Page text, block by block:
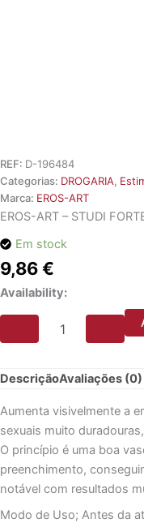
REF: D-196484
Categorias: DROGARIA,
Marca: EROS-ART
EROS-ART – STUDI
Em stock
9,86€
Availability:Quantidade
EROS-
ART
STUDI
FORTE
1001
SPRAY
RETARDANTE
20
ML
DescriçãoAvaliações (0)
Aumenta visivelmente a
sexuais muito
O princípio é uma boa
preenchimento,
notável com resultados
Modo de Uso; Antes da